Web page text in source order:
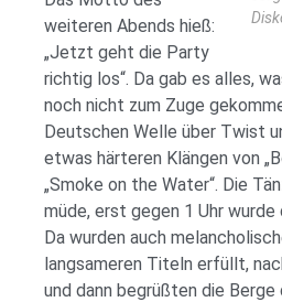
weiteren Abends hieß:
„Jetzt geht die Party
richtig los“. Da gab es alles,
noch nicht zum Zuge
Deutschen Welle über Twist
etwas härteren Klängen von
„Smoke on the Water“. Die
müde, erst gegen 1 Uhr wurde
Da wurden auch
langsameren Titeln erfüllt,
und dann begrüßten die Berge